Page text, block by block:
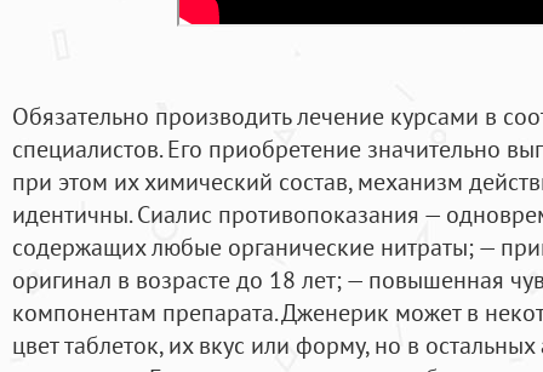
Обязательно производить лечение курсами в
специалистов. Его приобретение значительно
при этом их химический состав, механизм
идентичны. Сиалис противопоказания —
содержащих любые органические нитраты; —
оригинал в возрасте до 18 лет; — повышенная
компонентам препарата. Дженерик может в
цвет таблеток, их вкус или форму, но в